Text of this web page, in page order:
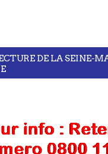
DE LA SEINE-